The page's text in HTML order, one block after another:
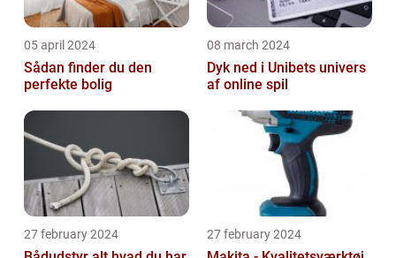
05 april 2024
Sådan finder du den
perfekte bolig
08 march 2024
Dyk ned i Unibets univers
af online spil
27 february 2024 27 february 2024